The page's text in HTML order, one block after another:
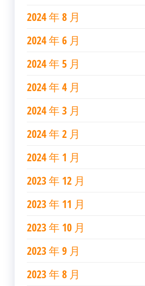
2024 年 8 月
2024 年 6 月
2024 年 5 月
2024 年 4 月
2024 年 3 月
2024 年 2 月
2024 年 1 月
2023 年 12 月
2023 年 11 月
2023 年 10 月
2023 年 9 月
2023 年 8 月